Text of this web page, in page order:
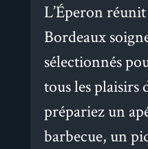
L’Éperon
Bordeaux
sélectionnés
tous les plaisirs
prépariez un
barbecue, un